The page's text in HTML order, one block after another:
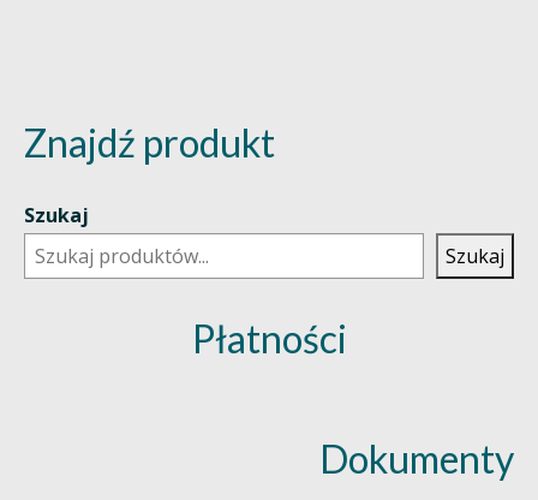
Znajdź produkt
Szukaj
Szukaj
Płatności
Dokumenty